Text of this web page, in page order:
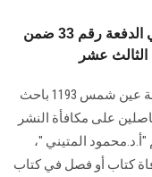
تكريم الحاصلين علي مكافأة النشر الدولي الدفعة رقم 33 ضمن
عشر
كرم أ. د. محمد ضياء زين العابدين رئيس جامعة عين شمس 1193 باحث
على مكافأة النشر
إسم "أ.د.محمود المتيني "،
مكأفاة كتاب أو فصل في كتاب